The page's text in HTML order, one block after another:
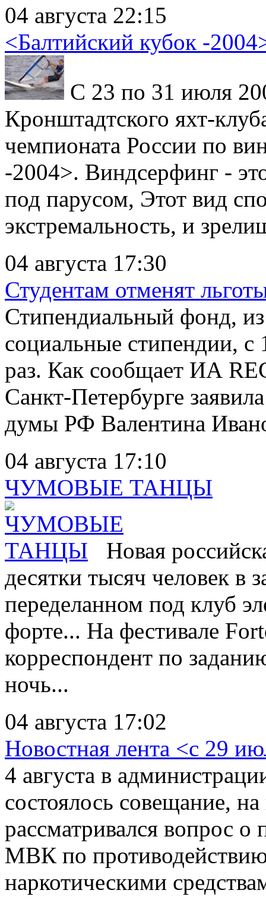
04 августа 22:15
<Балтийский кубок -
С 23 по 31 июля
Кронштадтского яхт-
чемпионата России по
-2004>. Виндсерфинг -
под парусом, Этот вид
экстремальность, и
04 августа 17:30
Студентам отменят
Стипендиальный фонд,
социальные стипендии, с
раз. Как сообщает ИА
Санкт-Петербурге
думы РФ Валентина
04 августа 17:10
ЧУМОВЫЕ ТАНЦЫ
Новая
десятки тысяч человек в
переделанном под клуб
форте... На фестивале
корреспондент по
ночь...
04 августа 17:02
Новостная лента <с 29
4 августа в
состоялось совещание,
рассматривался вопрос о
МВК по
наркотическими